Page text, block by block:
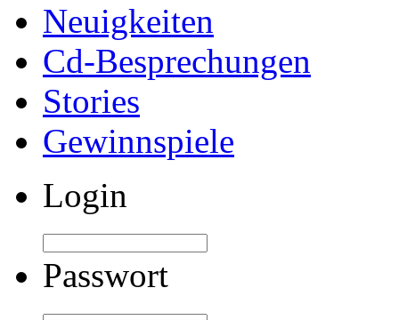
Neuigkeiten
Cd-Besprechungen
Stories
Gewinnspiele
Login
Passwort